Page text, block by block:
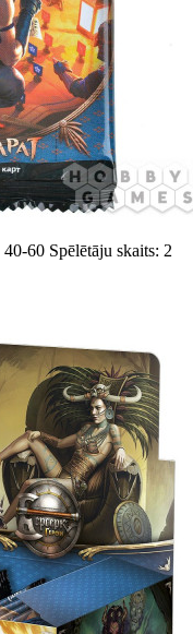
40-60 Spēlētāju skaits: 2